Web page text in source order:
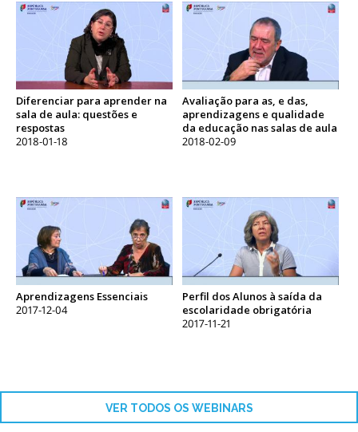
VER TODOS OS WEBINARS
Diferenciar para aprender na
sala de aula: questões e
respostas
2018-01-18
Avaliação para as, e das,
aprendizagens e qualidade
da educação nas salas de aula
2018-02-09
Aprendizagens Essenciais
2017-12-04
Perfil dos Alunos à saída da
escolaridade obrigatória
2017-11-21